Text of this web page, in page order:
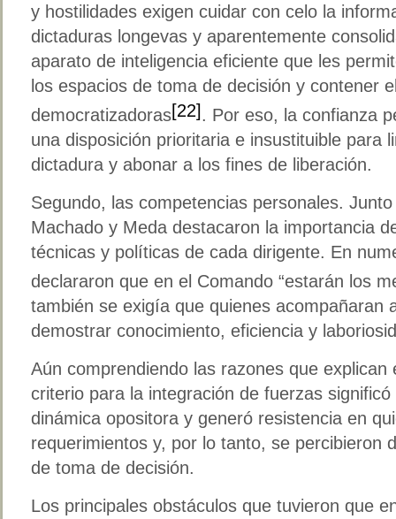
y hostilidades exigen cuidar con celo la
dictaduras longevas y aparentemente
aparato de inteligencia eficiente que les
los espacios de toma de decisión y contener
democratizadoras[22]. Por eso, la confianza
una disposición prioritaria e insustituible para
dictadura y abonar a los fines de liberación.
Segundo, las competencias personales.
Machado y Meda destacaron la importancia
técnicas y políticas de cada dirigente. En
declararon que en el Comando “estarán los
también se exigía que quienes acompañaran
demostrar conocimiento, eficiencia y
Aún comprendiendo las razones que
criterio para la integración de fuerzas
dinámica opositora y generó resistencia en
requerimientos y, por lo tanto, se percibieron
de toma de decisión.
Los principales obstáculos que tuvieron que